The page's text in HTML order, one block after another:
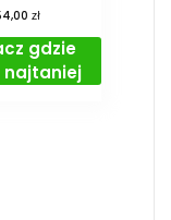
zł
gdzie
najtaniej